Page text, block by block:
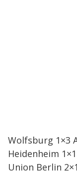
Wolfsburg 1×3
Heidenheim
Union Berlin